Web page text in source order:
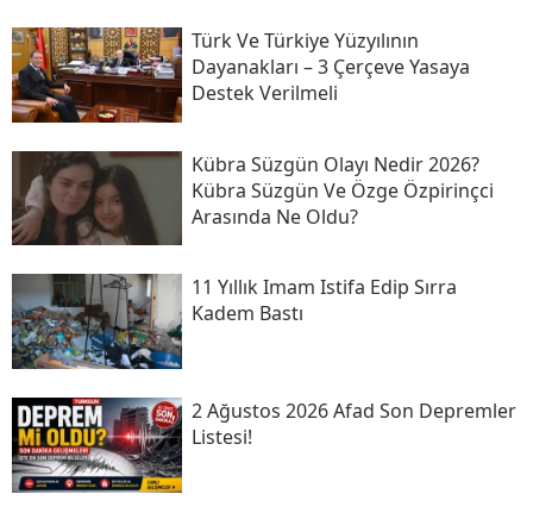
Türk Ve Türkiye Yüzyılının
Dayanakları – 3 Çerçeve Yasaya
Destek Verilmeli
Kübra Süzgün Olayı Nedir 2026?
Kübra Süzgün Ve Özge Özpirinçci
Arasında Ne Oldu?
11 Yıllık Imam Istifa Edip Sırra
Kadem Bastı
2 Ağustos 2026 Afad Son Depremler
Listesi!